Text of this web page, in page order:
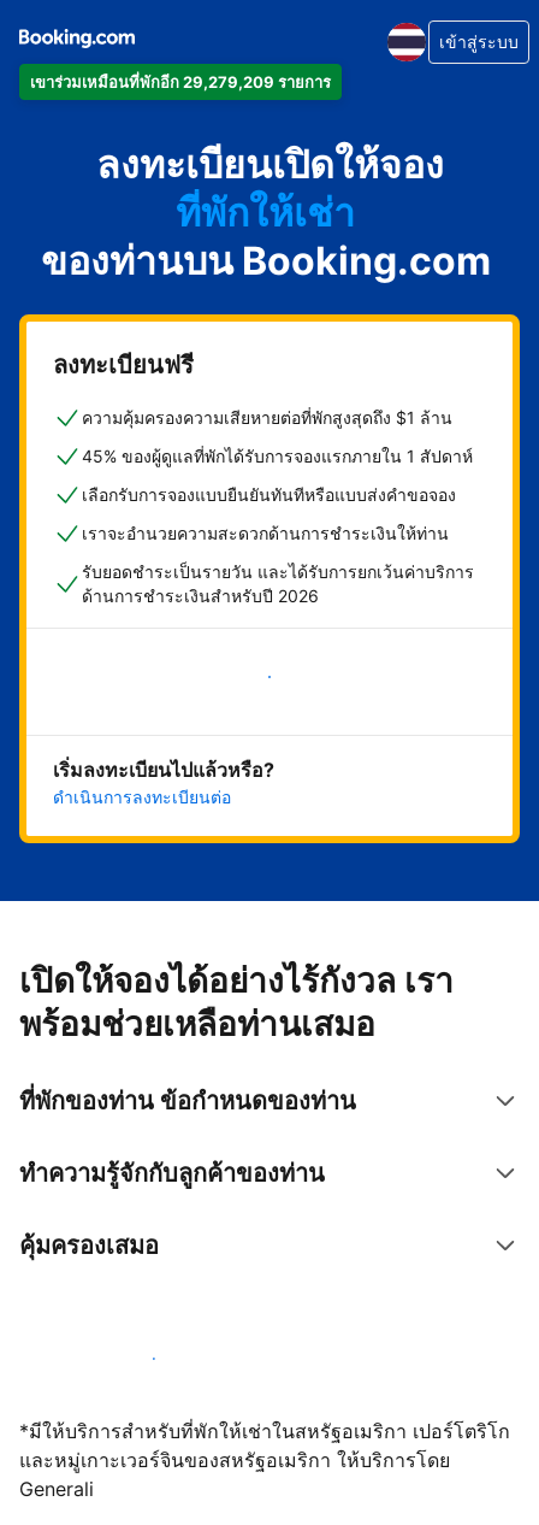
เข้าร่วมเหมือนที่พักอีก 29,279,209 รายการ
เข้าสู่ระบบ
ลงทะเบียนเปิดให้จอง
อพาร์ตเมนต์
โรงแรม
ที่พักให้เช่า
เกสต์เฮาส์
บีแอนด์บี
ของท่านบน Booking.com
ลงทะเบียนฟรี
ความคุ้มครองความเสียหายต่อที่พักสูงสุดถึง $1 ล้าน
45% ของผู้ดูแลที่พักได้รับการจองแรกภายใน 1 สัปดาห์
เลือกรับการจองแบบยืนยันทันทีหรือแบบส่งคำขอจอง
เราจะอำนวยความสะดวกด้านการชำระเงินให้ท่าน
รับยอดชำระเป็นรายวัน และได้รับการยกเว้นค่าบริการ
ด้านการชำระเงินสำหรับปี 2026
เริ่มดำเนินการเลย
เริ่มลงทะเบียนไปแล้วหรือ?
ดำเนินการลงทะเบียนต่อ
เปิดให้จองได้อย่างไร้กังวล เรา
พร้อมช่วยเหลือท่านเสมอ
ที่พักของท่าน ข้อกำหนดของท่าน
ทำความรู้จักกับลูกค้าของท่าน
คุ้มครองเสมอ
เปิดให้จองผ่านเราตั้งแต่วันนี้
*มีให้บริการสำหรับที่พักให้เช่าในสหรัฐอเมริกา เปอร์โตริโก
และหมู่เกาะเวอร์จินของสหรัฐอเมริกา ให้บริการโดย
Generali